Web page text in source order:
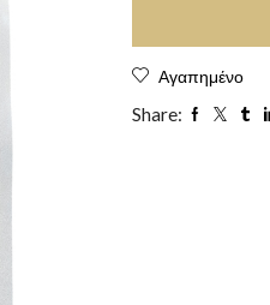
Αγαπημένο
Share: